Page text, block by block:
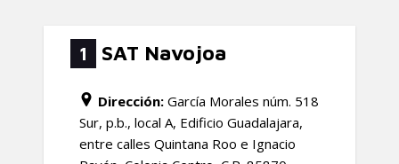
1 SAT Navojoa
Dirección: García Morales núm. 518
Sur, p.b., local A, Edificio Guadalajara,
entre calles Quintana Roo e Ignacio